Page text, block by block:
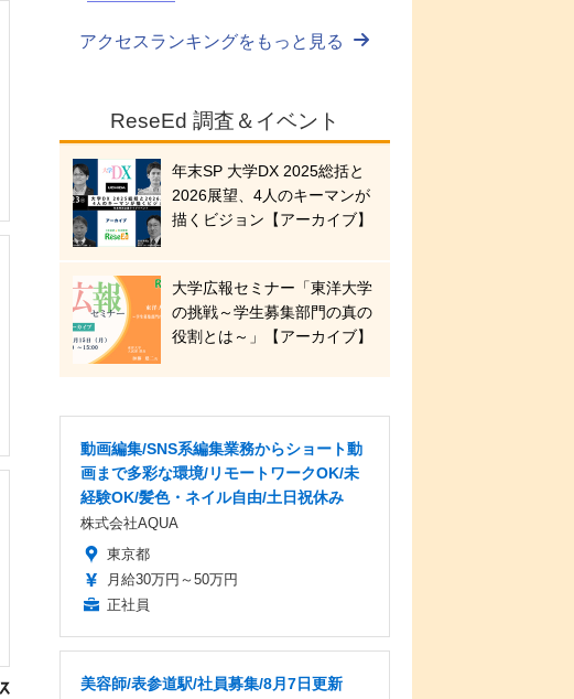
アクセスランキングをもっと見る
ReseEd 調査＆イベント
年末SP 大学DX 2025総括と
2026展望、4人のキーマンが
描くビジョン【アーカイブ】
大学広報セミナー「東洋大学
の挑戦～学生募集部門の真の
役割とは～」【アーカイブ】
動画編集/SNS系編集業務からショート動
画まで多彩な環境/リモートワークOK/未
経験OK/髪色・ネイル自由/土日祝休み
株式会社AQUA
東京都
月給30万円～50万円
正社員
美容師/表参道駅/社員募集/8月7日更新